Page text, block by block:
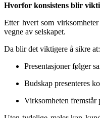
Hvorfor konsistens blir
Etter hvert som
vegne av selskapet.
Da blir det viktigere å sikre at:
Presentasjoner følger
Budskap presenteres
Virksomheten fremstår